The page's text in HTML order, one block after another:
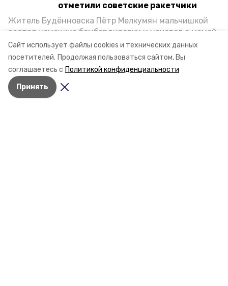
Сайт использует файлы cookies и технических данных
посетителей. Продолжая пользоваться сайтом, Вы
соглашаетесь с Политикой конфиденциальности
Принять
отметили советские ракетчики
Житель Будённовска Пётр Мелкумян мальчишкой
застал немецкие бомбардировки и ночевал с мамой
под открытым небом, когда гитлеровцы заняли их
дом. Чем запомнились эти дни, как выживали после
и чем Пётр помог ракетным войскам — в новом
материале спецпроекта «Победы26» «Дети
Великой Отечественной».